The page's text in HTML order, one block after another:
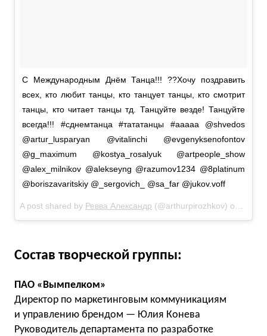
С Международным Днём Танца!!! ??Хочу поздравить
всех, кто любит танцы, кто танцует танцы, кто смотрит
танцы, кто читает танцы тд. Танцуйте везде! Танцуйте
всегда!!! #сднемтанца #тататанцы #ааааа @shvedos
@artur_lusparyan @vitalinchi @evgenyksenofontov
@g_maximum @kostya_rosalyuk @artpeople_show
@alex_milnikov @alekseyng @razumov1234 @8platinum
@boriszavaritskiy @_sergovich_ @sa_far @jukov.voff
A post shared by Ревва Александр (@arthurpirozhkov) on
Состав творческой группы:
ПАО «Вымпелком»
Директор по маркетинговым коммуникациям
и управлению брендом — Юлия Конева
Руководитель департамента по разработке